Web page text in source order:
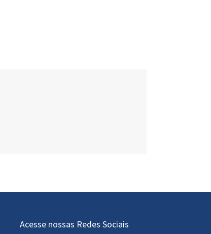
Acesse nossas Redes Sociais